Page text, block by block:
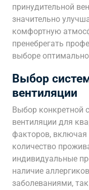
принудительной
значительно
комфортную
пренебрегать
выборе
Выбор
вентиляции
Выбор конкретной
вентиляции для
факторов,
количество
индивидуальные
наличие
заболеваниями,